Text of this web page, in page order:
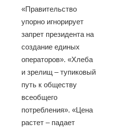
«Правительство
упорно игнорирует
запрет президента на
создание единых
операторов». «Хлеба
и зрелищ – тупиковый
путь к обществу
всеобщего
потребления». «Цена
растет – падает